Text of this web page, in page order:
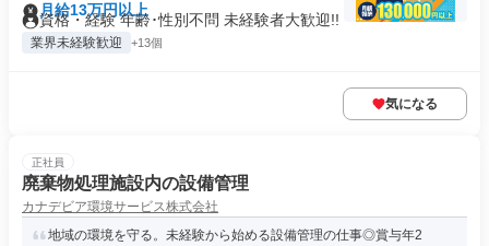
月給13万円以上
資格・経験 年齢･性別不問 未経験者大歓迎!!
業界未経験歓迎 +13個
気になる
正社員
廃棄物処理施設内の設備管理
カナデビア環境サービス株式会社
地域の環境を守る。未経験から始める設備管理の仕事◎賞与年2